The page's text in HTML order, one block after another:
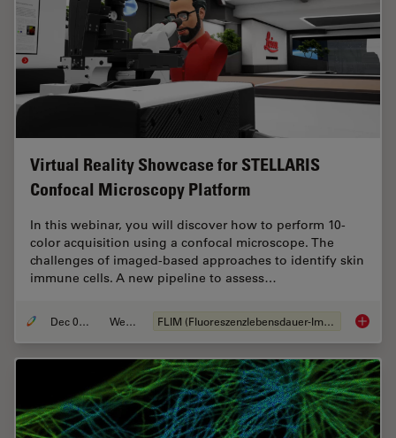
Virtual Reality Showcase for STELLARIS
Confocal Microscopy Platform
In this webinar, you will discover how to perform 10-
color acquisition using a confocal microscope. The
challenges of imaged-based approaches to identify skin
immune cells. A new pipeline to assess…
Dec 05, 2022 Webinar FLIM (Fluoreszenzlebensdauer-Imaging-Mikroskopie) Virtual